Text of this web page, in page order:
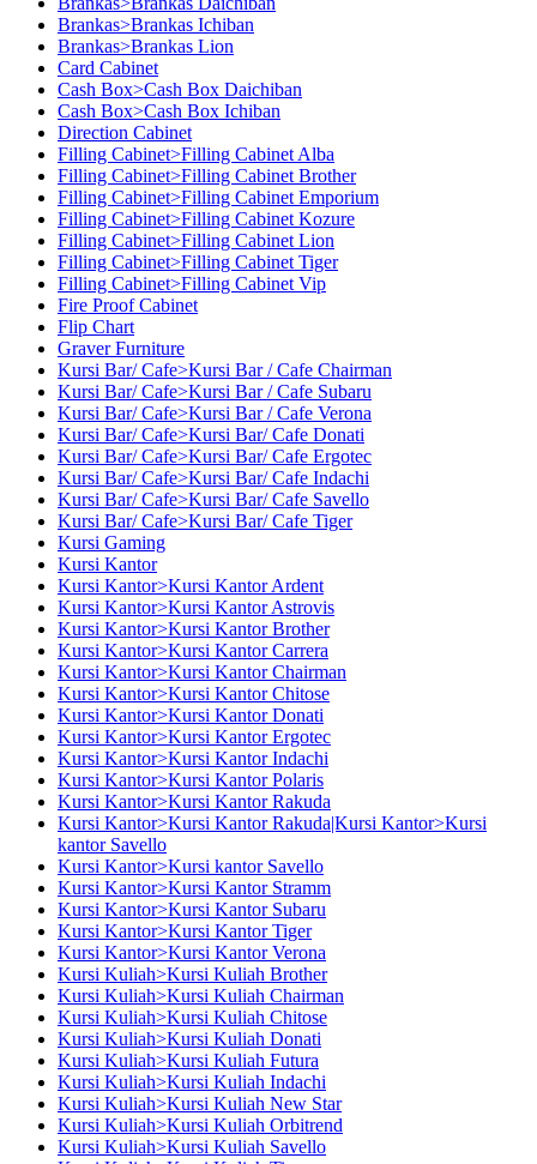
Brankas>Brankas Ichiban
Brankas>Brankas Lion
Card Cabinet
Cash Box>Cash Box Daichiban
Cash Box>Cash Box Ichiban
Direction Cabinet
Filling Cabinet>Filling Cabinet Alba
Filling Cabinet>Filling Cabinet Brother
Filling Cabinet>Filling Cabinet Emporium
Filling Cabinet>Filling Cabinet Kozure
Filling Cabinet>Filling Cabinet Lion
Filling Cabinet>Filling Cabinet Tiger
Filling Cabinet>Filling Cabinet Vip
Fire Proof Cabinet
Flip Chart
Graver Furniture
Kursi Bar/ Cafe>Kursi Bar / Cafe Chairman
Kursi Bar/ Cafe>Kursi Bar / Cafe Subaru
Kursi Bar/ Cafe>Kursi Bar / Cafe Verona
Kursi Bar/ Cafe>Kursi Bar/ Cafe Donati
Kursi Bar/ Cafe>Kursi Bar/ Cafe Ergotec
Kursi Bar/ Cafe>Kursi Bar/ Cafe Indachi
Kursi Bar/ Cafe>Kursi Bar/ Cafe Savello
Kursi Bar/ Cafe>Kursi Bar/ Cafe Tiger
Kursi Gaming
Kursi Kantor
Kursi Kantor>Kursi Kantor Ardent
Kursi Kantor>Kursi Kantor Astrovis
Kursi Kantor>Kursi Kantor Brother
Kursi Kantor>Kursi Kantor Carrera
Kursi Kantor>Kursi Kantor Chairman
Kursi Kantor>Kursi Kantor Chitose
Kursi Kantor>Kursi Kantor Donati
Kursi Kantor>Kursi Kantor Ergotec
Kursi Kantor>Kursi Kantor Indachi
Kursi Kantor>Kursi Kantor Polaris
Kursi Kantor>Kursi Kantor Rakuda
Kursi Kantor>Kursi Kantor Rakuda|Kursi Kantor>Kursi
kantor Savello
Kursi Kantor>Kursi kantor Savello
Kursi Kantor>Kursi Kantor Stramm
Kursi Kantor>Kursi Kantor Subaru
Kursi Kantor>Kursi Kantor Tiger
Kursi Kantor>Kursi Kantor Verona
Kursi Kuliah>Kursi Kuliah Brother
Kursi Kuliah>Kursi Kuliah Chairman
Kursi Kuliah>Kursi Kuliah Chitose
Kursi Kuliah>Kursi Kuliah Donati
Kursi Kuliah>Kursi Kuliah Futura
Kursi Kuliah>Kursi Kuliah Indachi
Kursi Kuliah>Kursi Kuliah New Star
Kursi Kuliah>Kursi Kuliah Orbitrend
Kursi Kuliah>Kursi Kuliah Savello